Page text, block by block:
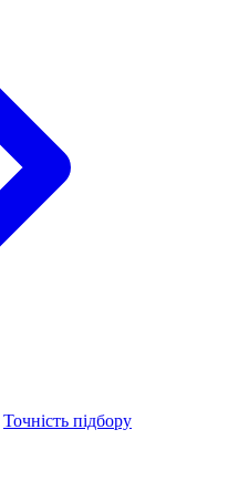
Точність підбору